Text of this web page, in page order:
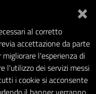
×
al corretto
accettazione da parte
l'esperienza di
l'utilizzo dei servizi messi
i cookie si acconsente